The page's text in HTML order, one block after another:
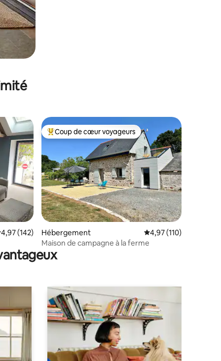
: 5 sur 5
appréciés
moyenne sur la base de 142 commentaires : 4,97 sur 5
4,97 (142)
Coups de cœur voyageurs les plus appréciés
Coup de cœur voyageurs
Hébergement Évaluation moyenne
4,97 (110)
Maison de campagne à la ferme